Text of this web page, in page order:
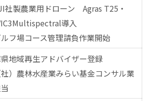
社製農業用ドローン Agras T25・
導入
フ場コース管理請負作業開始
地域再生アドバイザー登録
）農林水産業みらい基金コンサル業